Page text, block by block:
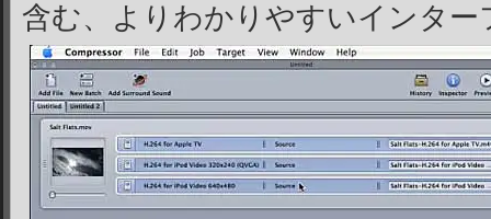
含む、よりわかりやすいインター